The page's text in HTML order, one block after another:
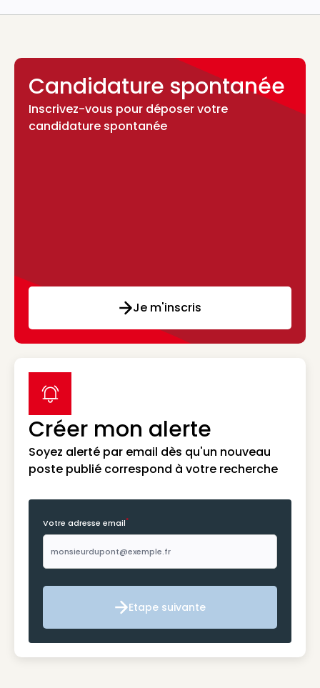
Candidature spontanée
Inscrivez-vous pour déposer votre
candidature spontanée
Je m'inscris
Créer mon alerte
Soyez alerté par email dès qu'un nouveau
poste publié correspond à votre recherche
label icon
Votre adresse email*
Etape suivante
Etape suivante